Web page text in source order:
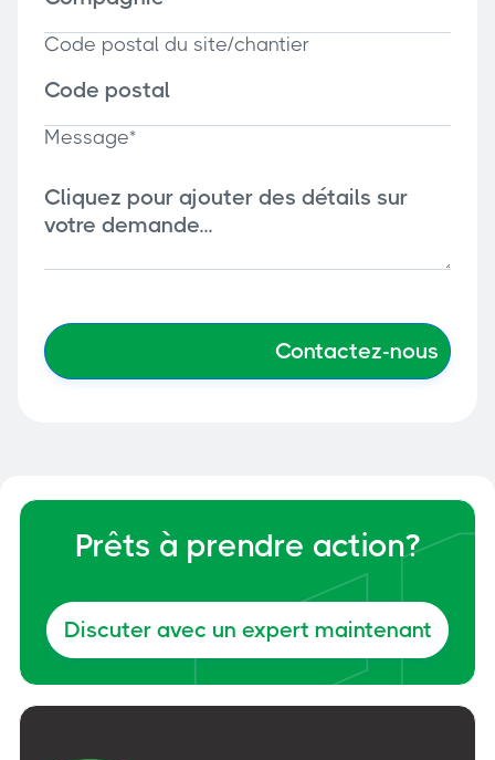
Code postal du site/chantier
Message*
Prêts à prendre action?
Discuter avec un expert maintenant